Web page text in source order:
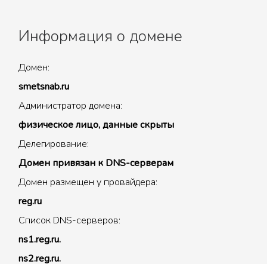
Информация о домене
Домен:
smetsnab.ru
Администратор домена:
физическое лицо, данные скрыты
Делегирование:
Домен привязан к DNS-серверам
Домен размещен у провайдера:
reg.ru
Список DNS-серверов:
ns1.reg.ru.
ns2.reg.ru.